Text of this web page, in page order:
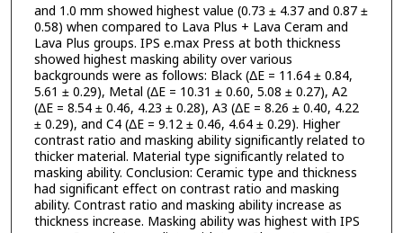
and 1.0 mm showed highest value (0.73 ± 4.37 and 0.87 ±
0.58) when compared to Lava Plus + Lava Ceram and
Lava Plus groups. IPS e.max Press at both thickness
showed highest masking ability over various
backgrounds were as follows: Black (ΔE = 11.64 ± 0.84,
5.61 ± 0.29), Metal (ΔE = 10.31 ± 0.60, 5.08 ± 0.27), A2
(ΔE = 8.54 ± 0.46, 4.23 ± 0.28), A3 (ΔE = 8.26 ± 0.40, 4.22
± 0.29), and C4 (ΔE = 9.12 ± 0.46, 4.64 ± 0.29). Higher
contrast ratio and masking ability significantly related to
thicker material. Material type significantly related to
masking ability. Conclusion: Ceramic type and thickness
had significant effect on contrast ratio and masking
ability. Contrast ratio and masking ability increase as
thickness increase. Masking ability was highest with IPS